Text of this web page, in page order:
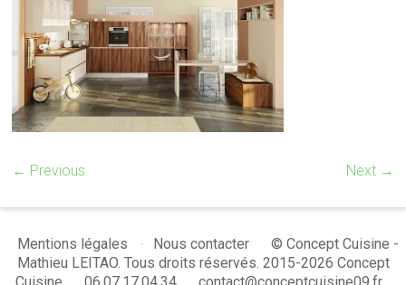
← Previous Next →
Mentions légales Nous contacter
© Concept Cuisine -
Mathieu LEITAO. Tous droits réservés. 2015-2026 Concept
Cuisine
06.07.17.04.34 contact@conceptcuisine09.fr